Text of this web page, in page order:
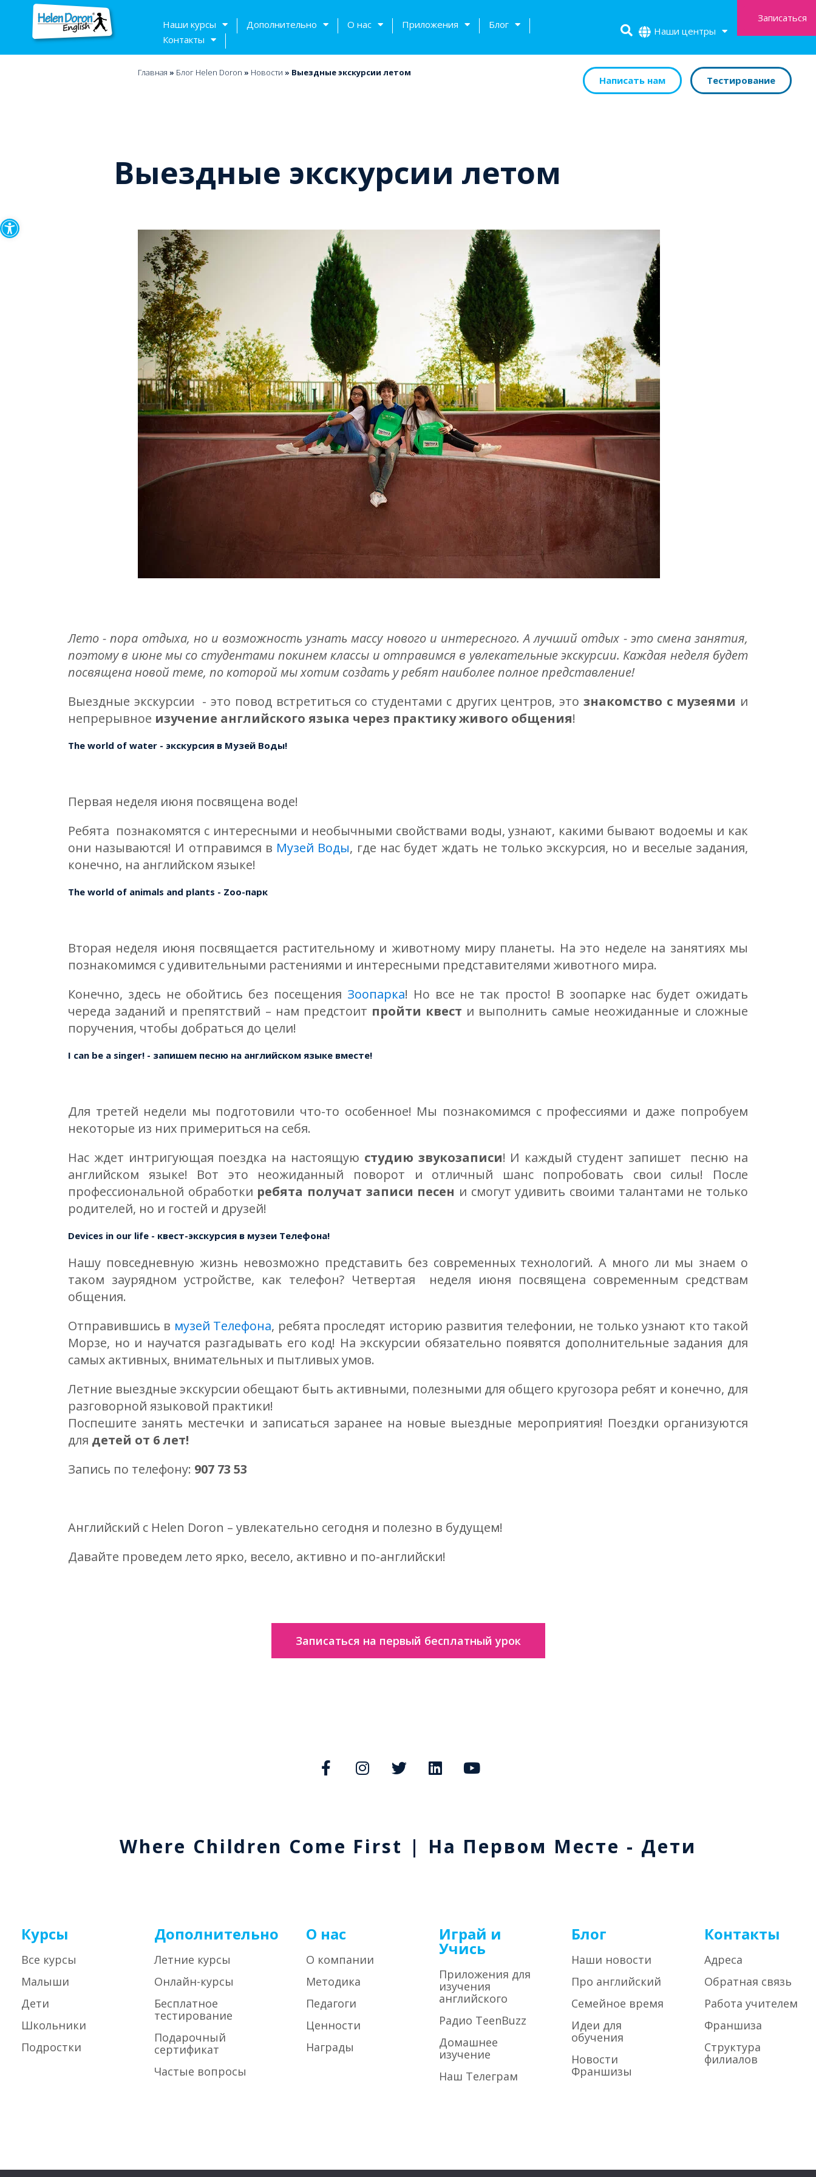
Открыть панель инструментов
Наши курсы Дополнительно О нас Приложения
Блог
Контакты
Наши центры
Записаться
Главная » Блог Helen Doron » Новости » Выездные экскурсии летом
Написать нам Тестирование
Выездные экскурсии летом
Лето - пора отдыха, но и возможность узнать массу нового и интересного. А лучший отдых - это смена занятия,
поэтому в июне мы со студентами покинем классы и отправимся в увлекательные экскурсии. Каждая неделя будет
посвящена новой теме, по которой мы хотим создать у ребят наиболее полное представление!
Выездные экскурсии - это повод встретиться со студентами с других центров, это знакомство с музеями и
непрерывное изучение английского языка через практику живого общения!
The world of water - экскурсия в Музей Воды!
Первая неделя июня посвящена воде!
Ребята познакомятся с интересными и необычными свойствами воды, узнают, какими бывают водоемы и как
они называются! И отправимся в Музей Воды, где нас будет ждать не только экскурсия, но и веселые задания,
конечно, на английском языке!
The world of animals and plants - Zoo-парк
Вторая неделя июня посвящается растительному и животному миру планеты. На это неделе на занятиях мы
познакомимся с удивительными растениями и интересными представителями животного мира.
Конечно, здесь не обойтись без посещения Зоопарка! Но все не так просто! В зоопарке нас будет ожидать
череда заданий и препятствий – нам предстоит пройти квест и выполнить самые неожиданные и сложные
поручения, чтобы добраться до цели!
I can be a singer! - запишем песню на английском языке вместе!
Для третей недели мы подготовили что-то особенное! Мы познакомимся с профессиями и даже попробуем
некоторые из них примериться на себя.
Нас ждет интригующая поездка на настоящую студию звукозаписи! И каждый студент запишет песню на
английском языке! Вот это неожиданный поворот и отличный шанс попробовать свои силы! После
профессиональной обработки ребята получат записи песен и смогут удивить своими талантами не только
родителей, но и гостей и друзей!
Devices in our life - квест-экскурсия в музеи Телефона!
Нашу повседневную жизнь невозможно представить без современных технологий. А много ли мы знаем о
таком заурядном устройстве, как телефон? Четвертая неделя июня посвящена современным средствам
общения.
Отправившись в музей Телефона, ребята проследят историю развития телефонии, не только узнают кто такой
Морзе, но и научатся разгадывать его код! На экскурсии обязательно появятся дополнительные задания для
самых активных, внимательных и пытливых умов.
Летние выездные экскурсии обещают быть активными, полезными для общего кругозора ребят и конечно, для
разговорной языковой практики!
Поспешите занять местечки и записаться заранее на новые выездные мероприятия! Поездки организуются
для детей от 6 лет!
Запись по телефону: 907 73 53
Английский с Helen Doron – увлекательно сегодня и полезно в будущем!
Давайте проведем лето ярко, весело, активно и по-английски!
Записаться на первый бесплатный урок
Where Children Come First | На Первом Месте - Дети
Курсы
Все курсы
Малыши
Дети
Школьники
Подростки
Дополнительно
Летние курсы
Онлайн-курсы
Бесплатное
тестирование
Подарочный
сертификат
Частые вопросы
О нас
О компании
Методика
Педагоги
Ценности
Награды
Играй и
Учись
Приложения для
изучения
английского
Радио TeenBuzz
Домашнее
изучение
Наш Телеграм
Блог
Наши новости
Про английский
Семейное время
Идеи для
обучения
Новости
Франшизы
Контакты
Адреса
Обратная связь
Работа учителем
Франшиза
Структура
филиалов